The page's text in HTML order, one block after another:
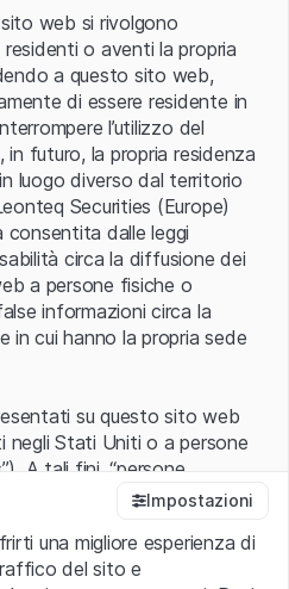
rilancio nel 2021. Tra i
Vitalik Buterin (co-fondatore
dell'ufficio di famiglia di
recentemente pubblicato la
sull'utilità e sull'ecosistema
e il logo che raffigura uno
meme, al momento Dogecoin
criptovaluta peer-to-peer.
su Dogecoin
Swiss Exchange
di prodotti sulle
a tutte le vostre
Telefono:058 800
ocontattaci qui
web si rivolgono
o aventi la propria
a questo sito web,
di essere residente in
l’utilizzo del
futuro, la propria residenza
luogo diverso dal territorio
Securities (Europe)
consentita dalle leggi
circa la diffusione dei
a persone fisiche o
informazioni circa la
in cui hanno la propria sede
su questo sito web
Stati Uniti o a persone
A tali fini, “persone
significato ad esse ascritto
residenti negli Stati Uniti
e le altre forme societarie
Impostazioni
una migliore esperienza di
del sito e